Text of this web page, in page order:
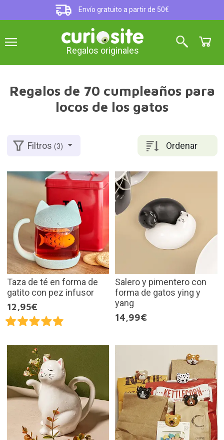
Envío gratuito a partir de 50€
Regalos originales
Regalos de 70 cumpleaños para
locos de los gatos
Ordenar
Filtros(3)
Taza de té en forma de
gatito con pez infusor
12,95€
Salero y pimentero con
forma de gatos ying y
yang
14,99€